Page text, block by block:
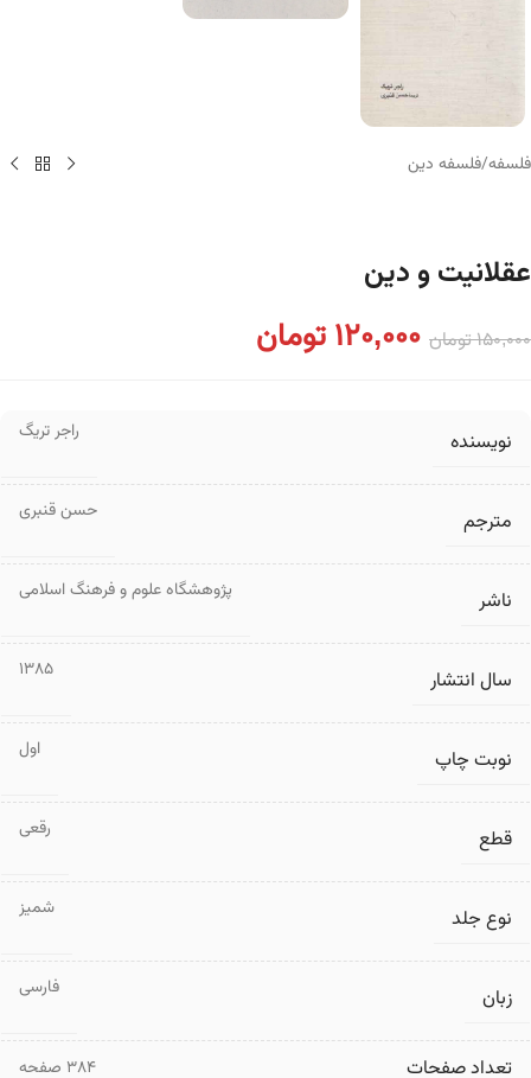
فلسفه/فلسفه دین
عقلانیت و دین
150,000تومان 120,000تومان
نویسنده راجر تریگ
مترجم حسن قنبری
ناشر پژوهشگاه علوم و فرهنگ اسلامی
سال انتشار 1385
نوبت چاپ اول
قطع رقعی
نوع جلد شمیز
زبان فارسی
تعداد صفحات ۳۸۴ صفحه